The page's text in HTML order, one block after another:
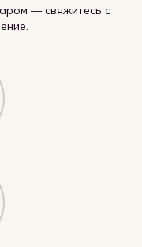
— свяжитесь с